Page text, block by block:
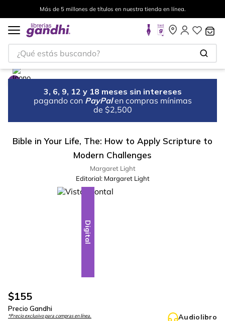
Más de 5 millones de títulos en nuestra tienda en línea.
¿Qué estás buscando?
3, 6, 9, 12 y 18 meses sin intereses
pagando con PayPal en compras mínimas
de $2,500
Bible in Your Life, The: How to Apply Scripture to
Modern Challenges
Margaret Light
Editorial: Margaret Light
Digital
$155
Precio Gandhi
*Precio exclusivo para compras en línea. Audiolibro